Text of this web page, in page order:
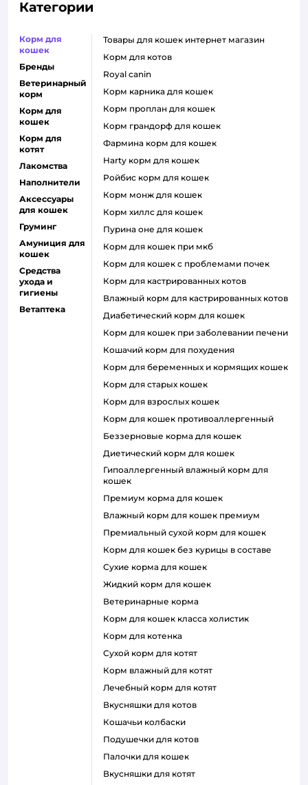
Категории
Корм для
кошек
Бренды
Ветеринарный
корм
Корм для
кошек
Корм для
котят
Лакомства
Наполнители
Аксессуары
для кошек
Груминг
Амуниция для
кошек
Средства
ухода и
гигиены
Ветаптека
товары для кошек интернет магазин
корм для котов
royal canin
корм карника для кошек
корм проплан для кошек
корм грандорф для кошек
фармина корм для кошек
harty корм для кошек
ройбис корм для кошек
корм монж для кошек
корм хиллс для кошек
пурина оне для кошек
корм для кошек при мкб
корм для кошек с проблемами почек
Корм для кастрированных котов
влажный корм для кастрированных котов
диабетический корм для кошек
корм для кошек при заболевании печени
кошачий корм для похудения
корм для беременных и кормящих кошек
корм для старых кошек
корм для взрослых кошек
корм для кошек противоаллергенный
беззерновые корма для кошек
диетический корм для кошек
гипоаллергенный влажный корм для
кошек
премиум корма для кошек
влажный корм для кошек премиум
премиальный сухой корм для кошек
корм для кошек без курицы в составе
сухие корма для кошек
жидкий корм для кошек
ветеринарные корма
корм для кошек класса холистик
корм для котенка
сухой корм для котят
корм влажный для котят
лечебный корм для котят
вкусняшки для котов
кошачьи колбаски
подушечки для котов
палочки для кошек
вкусняшки для котят